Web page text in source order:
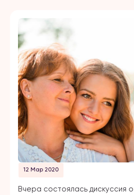
12 Мар 2020
Вчера состоялась дискуссия